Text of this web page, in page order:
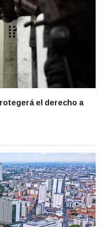
el derecho a